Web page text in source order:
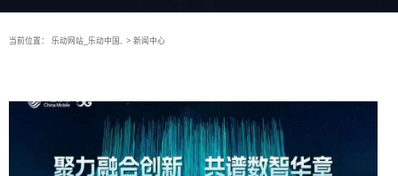
当前位置： 乐动网站_乐动中国, > 新闻中心